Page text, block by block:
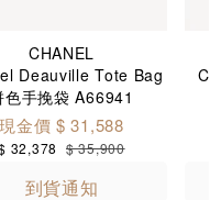
CHANEL
Deauville Tote Bag
色手挽袋 A66941
現金價 $ 31,588
32,378 $ 35,900
到貨通知